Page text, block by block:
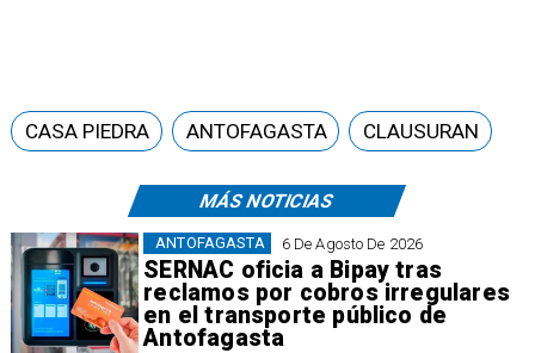
MÁS NOTICIAS
6 De Agosto De 2026
SERNAC oficia a Bipay tras
reclamos por cobros irregulares
en el transporte público de
Antofagasta
ANTOFAGASTA
CASA PIEDRA ANTOFAGASTA CLAUSURAN